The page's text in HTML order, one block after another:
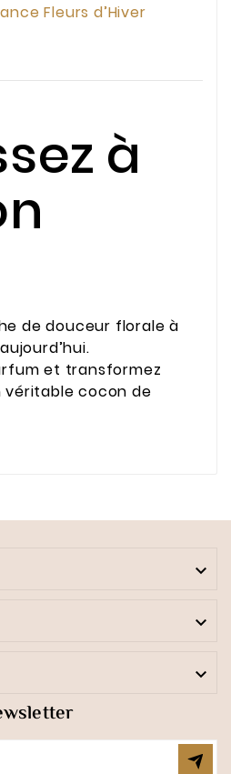
Fleurs d’Hiver
à
de douceur florale à
et transformez
véritable cocon de


